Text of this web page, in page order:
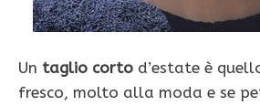
Un taglio corto d’estate è
fresco, molto alla moda e se